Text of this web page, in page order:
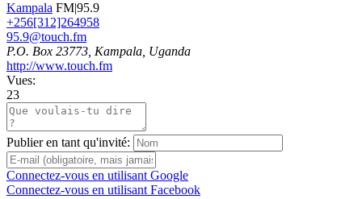
Kampala FM|95.9
+256[312]264958
95.9@touch.fm
P.O. Box 23773, Kampala, Uganda
http://www.touch.fm
Vues:
23
Publier en tant qu'invité:
Connectez-vous en utilisant Google
Connectez-vous en utilisant Facebook